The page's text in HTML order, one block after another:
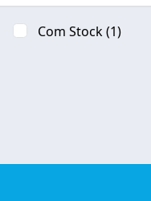
Com Stock(1)